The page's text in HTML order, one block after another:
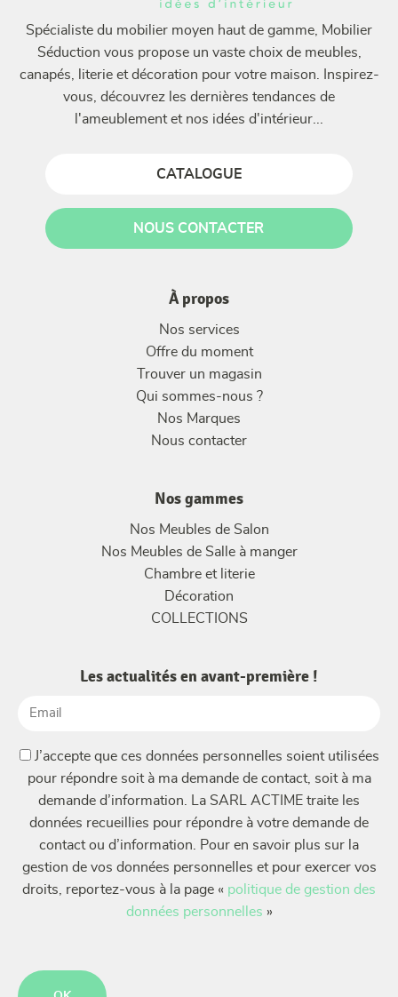
Spécialiste du mobilier moyen haut de gamme, Mobilier
Séduction vous propose un vaste choix de meubles,
canapés, literie et décoration pour votre maison. Inspirez-
vous, découvrez les dernières tendances de
l'ameublement et nos idées d'intérieur...
CATALOGUE
NOUS CONTACTER
À propos
Nos services
Offre du moment
Trouver un magasin
Qui sommes-nous ?
Nos Marques
Nous contacter
Nos gammes
Nos Meubles de Salon
Nos Meubles de Salle à manger
Chambre et literie
Décoration
COLLECTIONS
Les actualités en avant-première !
(Nécessaire)
J’accepte que ces données personnelles soient utilisées
pour répondre soit à ma demande de contact, soit à ma
demande d’information. La SARL ACTIME traite les
données recueillies pour répondre à votre demande de
contact ou d’information. Pour en savoir plus sur la
gestion de vos données personnelles et pour exercer vos
droits, reportez-vous à la page « politique de gestion des
données personnelles »